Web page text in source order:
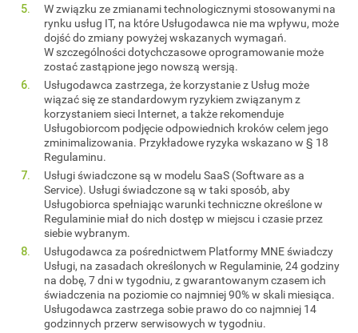
W związku ze zmianami technologicznymi stosowanymi na
rynku usług IT, na które Usługodawca nie ma wpływu, może
dojść do zmiany powyżej wskazanych wymagań.
W szczególności dotychczasowe oprogramowanie może
zostać zastąpione jego nowszą wersją.
Usługodawca zastrzega, że korzystanie z Usług może
wiązać się ze standardowym ryzykiem związanym z
korzystaniem sieci Internet, a także rekomenduje
Usługobiorcom podjęcie odpowiednich kroków celem jego
zminimalizowania. Przykładowe ryzyka wskazano w § 18
Regulaminu.
Usługi świadczone są w modelu SaaS (Software as a
Service). Usługi świadczone są w taki sposób, aby
Usługobiorca spełniając warunki techniczne określone w
Regulaminie miał do nich dostęp w miejscu i czasie przez
siebie wybranym.
Usługodawca za pośrednictwem Platformy MNE świadczy
Usługi, na zasadach określonych w Regulaminie, 24 godziny
na dobę, 7 dni w tygodniu, z gwarantowanym czasem ich
świadczenia na poziomie co najmniej 90% w skali miesiąca.
Usługodawca zastrzega sobie prawo do co najmniej 14
godzinnych przerw serwisowych w tygodniu.